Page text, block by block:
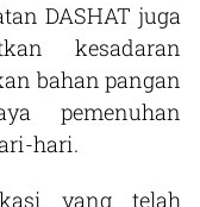
DASHAT juga
kesadaran
bahan pangan
pemenuhan
hari.
yang telah